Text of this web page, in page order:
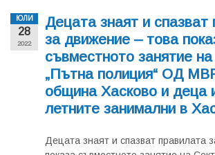
ЮЛИ
28
2022
Децата знаят и спазват
за движение – това
съвместното занятие
„Пътна полиция“ ОД
община Хасково и деца
летните занимални в
Децата знаят и спазват правилата